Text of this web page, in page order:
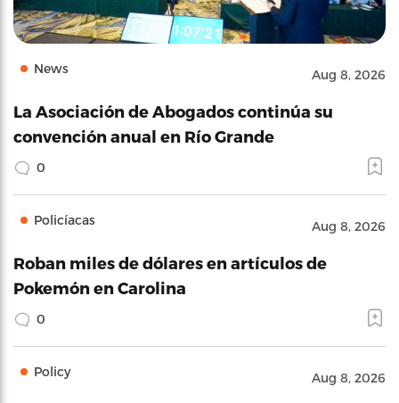
News Aug 8, 2026
La Asociación de Abogados continúa su
convención anual en Río Grande
0
Policíacas Aug 8, 2026
Roban miles de dólares en artículos de
Pokemón en Carolina
0
Policy Aug 8, 2026